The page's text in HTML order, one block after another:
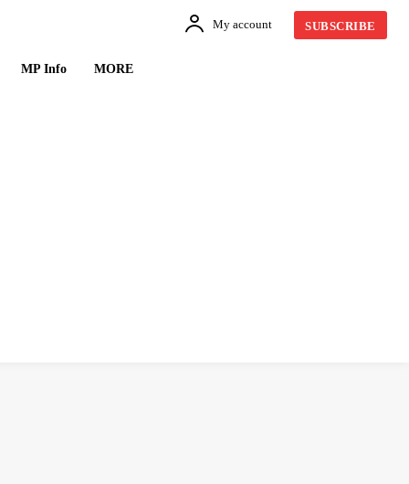
My account SUBSCRIBE
MP Info MORE